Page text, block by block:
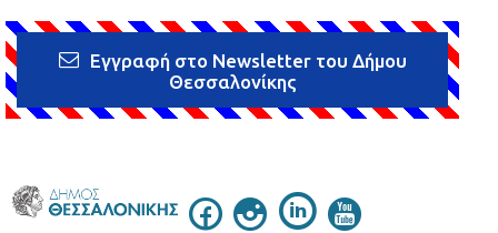
Εγγραφή στο Newsletter του Δήμου
Θεσσαλονίκης